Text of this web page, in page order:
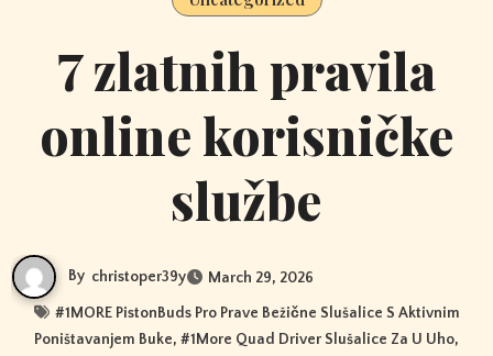
7 zlatnih pravila
online korisničke
službe
By christoper39y March 29, 2026
#1MORE PistonBuds Pro Prave Bežične Slušalice S Aktivnim
Poništavanjem Buke, #1More Quad Driver Slušalice Za U Uho,